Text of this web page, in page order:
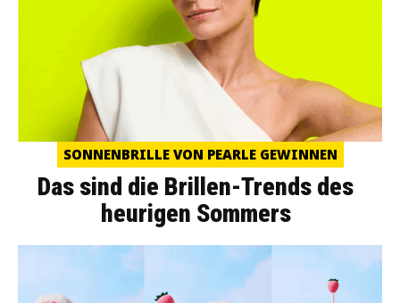
SONNENBRILLE VON PEARLE GEWINNEN
Das sind die Brillen-Trends des
heurigen Sommers